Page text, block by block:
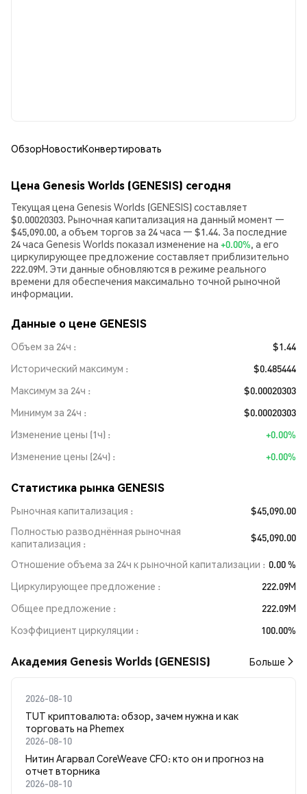
ОбзорНовостиКонвертировать
Цена Genesis Worlds (GENESIS) сегодня
Текущая цена Genesis Worlds (GENESIS) составляет
$0.00020303. Рыночная капитализация на данный момент —
$45,090.00, а объем торгов за 24 часа — $1.44. За последние
24 часа Genesis Worlds показал изменение на +0.00%, а его
циркулирующее предложение составляет приблизительно
222.09M. Эти данные обновляются в режиме реального
времени для обеспечения максимально точной рыночной
информации.
Данные о цене GENESIS
Объем за 24ч
$1.44
Исторический максимум
$0.485444
Максимум за 24ч
$0.00020303
Минимум за 24ч
$0.00020303
Изменение цены (1ч)
+0.00%
Изменение цены (24ч)
+0.00%
Статистика рынка GENESIS
Рыночная капитализация
$45,090.00
Полностью разводнённая рыночная
капитализация
$45,090.00
Отношение объема за 24ч к рыночной капитализации
0.00 %
Циркулирующее предложение
222.09M
Общее предложение
222.09M
Коэффициент циркуляции
100.00%
Академия Genesis Worlds (GENESIS) Больше
2026-08-10
TUT криптовалюта: обзор, зачем нужна и как
торговать на Phemex
2026-08-10
Нитин Агарвал CoreWeave CFO: кто он и прогноз на
отчет вторника
2026-08-10